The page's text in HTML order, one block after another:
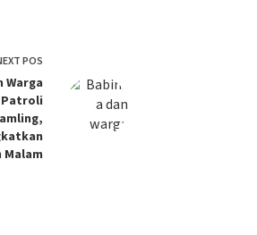
POS
Warga
Patroli
Malam